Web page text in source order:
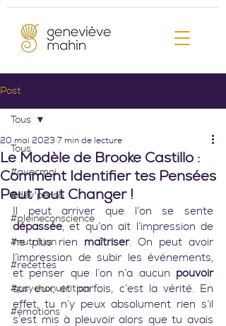
Post
Tous
#avecmoi
#dev'perso
#pleineconscience
#nutrition
#recettes
#psychonutrition
#émotions
Tous
Le Modèle de Brooke Castillo :
Comment Identifier tes Pensées
Peut Tout Changer !
20 mai 2023 7 min de lecture
dépassée, et qu’on ait l’impression de
ne plus rien maîtriser. On peut avoir
l’impression de subir les événements,
et penser que l’on n’a aucun pouvoir
sur eux, et parfois, c’est la vérité. En
effet, tu n’y peux absolument rien s’il
s’est mis à pleuvoir alors que tu avais